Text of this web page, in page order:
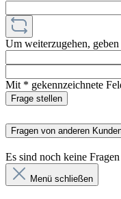
Um weiterzugehen,
Mit * gekennzeichnete
Frage stellen
Fragen von anderen
Es sind noch keine
Menü schließen